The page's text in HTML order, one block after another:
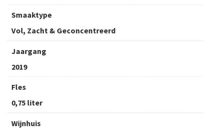
Smaaktype
Vol, Zacht & Geconcentreerd
Jaargang
2019
Fles
0,75 liter
Wijnhuis